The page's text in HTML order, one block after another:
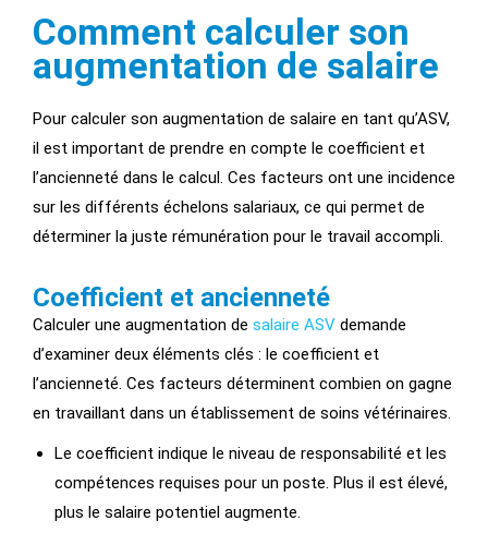
Comment calculer son
augmentation de salaire
Pour calculer son augmentation de salaire en tant qu’ASV,
il est important de prendre en compte le coefficient et
l’ancienneté dans le calcul. Ces facteurs ont une incidence
sur les différents échelons salariaux, ce qui permet de
déterminer la juste rémunération pour le travail accompli.
Coefficient et ancienneté
Calculer une augmentation de salaire ASV demande
d’examiner deux éléments clés : le coefficient et
l’ancienneté. Ces facteurs déterminent combien on gagne
en travaillant dans un établissement de soins vétérinaires.
Le coefficient indique le niveau de responsabilité et les
compétences requises pour un poste. Plus il est élevé,
plus le salaire potentiel augmente.